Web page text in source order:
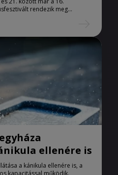
rendezik meg...
ellenére is
a kánikula ellenére is, a